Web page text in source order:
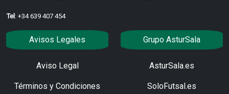
Tel: +34 639 407 454
Avisos Legales
Aviso Legal
Términos y Condiciones
Grupo AsturSala
AsturSala.es
SoloFutsal.es